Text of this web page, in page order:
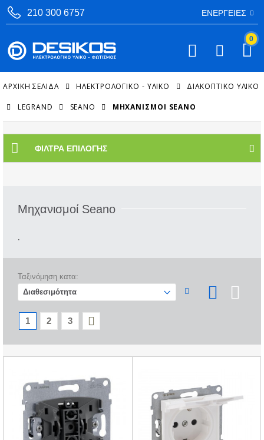
210 300 6757 ΕΝΈΡΓΕΙΕΣ
0
ΑΡΧΙΚΉ ΣΕΛΊΔΑ ΗΛΕΚΤΡΟΛΟΓΙΚΟ - ΥΛΙΚΟ ΔΙΑΚΟΠΤΙΚΌ ΥΛΙΚΌ
LEGRAND SEANO ΜΗΧΑΝΙΣΜΟΊ SEANO
ΦΊΛΤΡΑ ΕΠΙΛΟΓΉΣ
Μηχανισμοί Seano
.
Ταξινόμηση κατα:
1 2 3